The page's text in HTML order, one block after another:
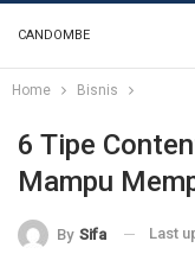
CANDOMBE
Home Bisnis
6 Tipe
Mampu
By Sifa Last